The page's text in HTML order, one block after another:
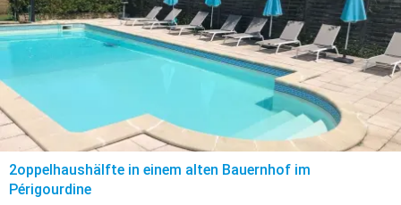
2oppelhaushälfte in einem alten Bauernhof im
Périgourdine